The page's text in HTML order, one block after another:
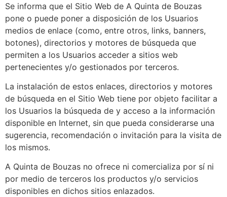
Se informa que el Sitio Web de A Quinta de Bouzas
pone o puede poner a disposición de los Usuarios
medios de enlace (como, entre otros, links, banners,
botones), directorios y motores de búsqueda que
permiten a los Usuarios acceder a sitios web
pertenecientes y/o gestionados por terceros.
La instalación de estos enlaces, directorios y motores
de búsqueda en el Sitio Web tiene por objeto facilitar a
los Usuarios la búsqueda de y acceso a la información
disponible en Internet, sin que pueda considerarse una
sugerencia, recomendación o invitación para la visita de
los mismos.
A Quinta de Bouzas no ofrece ni comercializa por sí ni
por medio de terceros los productos y/o servicios
disponibles en dichos sitios enlazados.